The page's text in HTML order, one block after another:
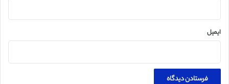
ایمیل